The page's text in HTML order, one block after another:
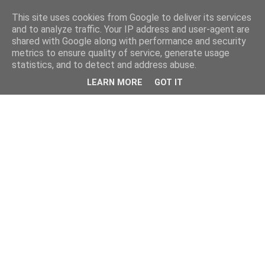
This site uses cookies from Google to deliver its services
and to analyze traffic. Your IP address and user-agent are
shared with Google along with performance and security
metrics to ensure quality of service, generate usage
statistics, and to detect and address abuse.
LEARN MORE GOT IT